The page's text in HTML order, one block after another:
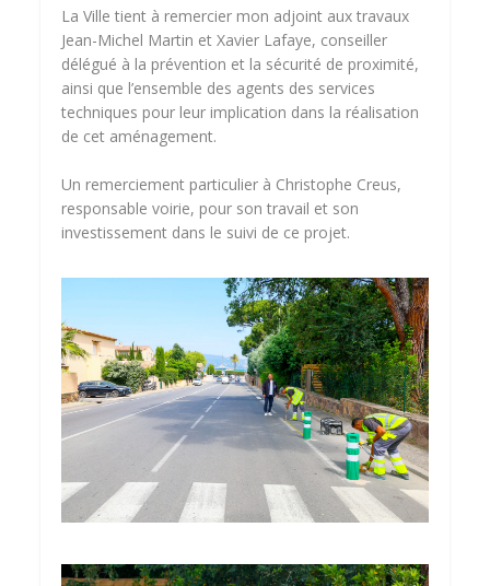
La Ville tient à remercier mon adjoint aux travaux
Jean-Michel Martin et Xavier Lafaye, conseiller
délégué à la prévention et la sécurité de proximité,
ainsi que l’ensemble des agents des services
techniques pour leur implication dans la réalisation
de cet aménagement.
Un remerciement particulier à Christophe Creus,
responsable voirie, pour son travail et son
investissement dans le suivi de ce projet.